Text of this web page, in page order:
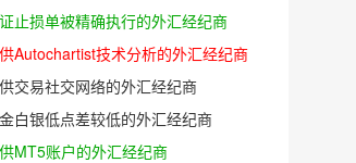
止损单被精确执行的外汇经纪商
Autochartist技术分析的外汇经纪商
交易社交网络的外汇经纪商
白银低点差较低的外汇经纪商
MT5账户的外汇经纪商